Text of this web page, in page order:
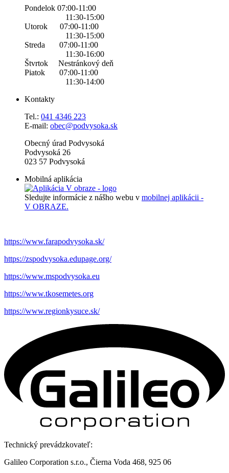
Pondelok 07:00-11:00
11:30-15:00
Utorok 07:00-11:00
11:30-15:00
Streda 07:00-11:00
11:30-16:00
Štvrtok Nestránkový deň
Piatok 07:00-11:00
11:30-14:00
Kontakty
Tel.: 041 4346 223
E-mail: obec@podvysoka.sk
Obecný úrad Podvysoká
Podvysoká 26
023 57 Podvysoká
Mobilná aplikácia
Sledujte informácie z nášho webu v mobilnej aplikácii -
V OBRAZE.
https://www.farapodvysoka.sk/
https://zspodvysoka.edupage.org/
https://www.mspodvysoka.eu
https://www.tkosemetes.org
https://www.regionkysuce.sk/
Technický prevádzkovateľ:
Galileo Corporation s.r.o., Čierna Voda 468, 925 06